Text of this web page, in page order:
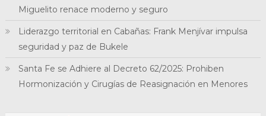
Miguelito renace moderno y seguro
Liderazgo territorial en Cabañas: Frank Menjívar impulsa
seguridad y paz de Bukele
Santa Fe se Adhiere al Decreto 62/2025: Prohiben
Hormonización y Cirugías de Reasignación en Menores